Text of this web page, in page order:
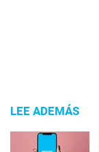
LEE ADEMÁS